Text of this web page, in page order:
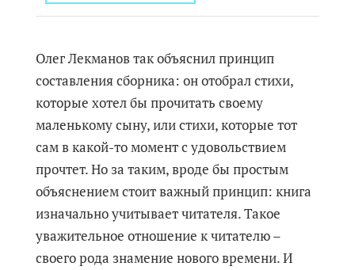
Олег Лекманов так объяснил принцип
составления сборника: он отобрал стихи,
которые хотел бы прочитать своему
маленькому сыну, или стихи, которые тот
сам в какой-то момент с удовольствием
прочтет. Но за таким, вроде бы простым
объяснением стоит важный принцип: книга
изначально учитывает читателя. Такое
уважительное отношение к читателю –
своего рода знамение нового времени. И